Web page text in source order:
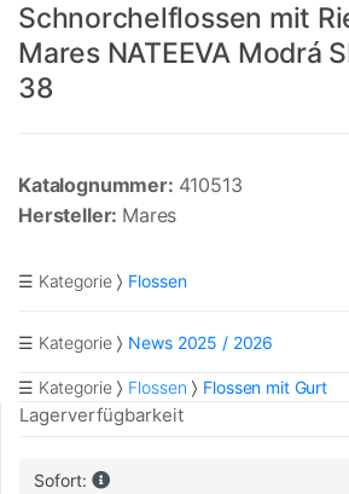
Schnorchelflossen mit
Mares NATEEVA Modrá
38
Katalognummer: 410513
Hersteller: Mares
☰ Kategorie Flossen
☰ Kategorie News 2025 / 2026
☰ Kategorie Flossen Flossen mit Gurt
Lagerverfügbarkeit
Sofort: